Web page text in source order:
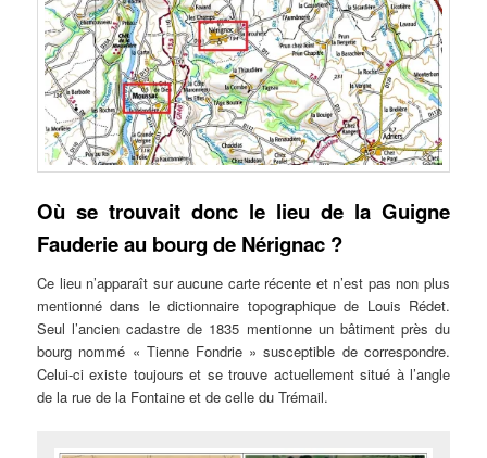
Où se trouvait donc le lieu de la Guigne
Fauderie au bourg de Nérignac ?
Ce lieu n’apparaît sur aucune carte récente et n’est pas non plus
mentionné dans le dictionnaire topographique de Louis Rédet.
Seul l’ancien cadastre de 1835 mentionne un bâtiment près du
bourg nommé « Tienne Fondrie » susceptible de correspondre.
Celui-ci existe toujours et se trouve actuellement situé à l’angle
de la rue de la Fontaine et de celle du Trémail.